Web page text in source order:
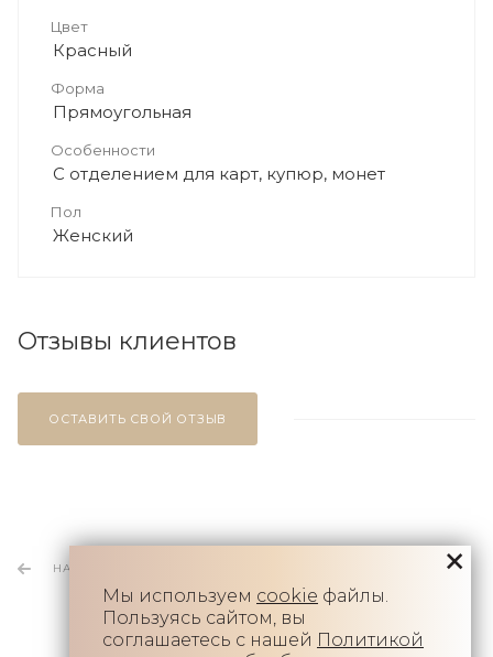
Цвет
Красный
Форма
Прямоугольная
Особенности
С отделением для карт, купюр, монет
Пол
Женский
Отзывы клиентов
ОСТАВИТЬ СВОЙ ОТЗЫВ
НАЗАД К СПИСКУ
Мы используем cookie файлы.
Пользуясь сайтом, вы
соглашаетесь с нашей Политикой